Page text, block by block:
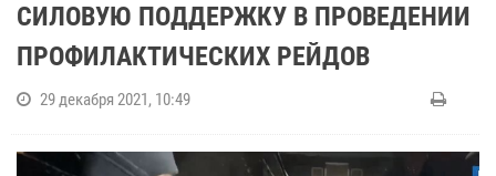
СИЛОВУЮ ПОДДЕРЖКУ В ПРОВЕДЕНИИ
ПРОФИЛАКТИЧЕСКИХ РЕЙДОВ
29 декабря 2021, 10:49